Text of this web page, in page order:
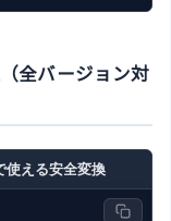
全バージョン対
える安全変換